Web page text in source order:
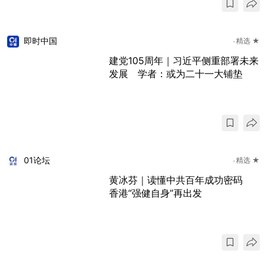
即时中国 精选 ★
建党105周年｜习近平侧重部署未来
发展 学者：或为二十一大铺垫
01论坛 精选 ★
黄冰芬｜读懂中共百年成功密码
香港“强健自身”再出发